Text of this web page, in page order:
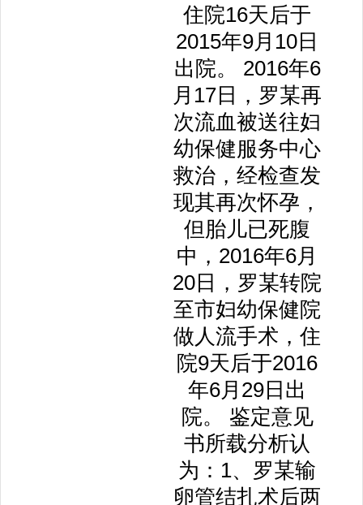
住院16天后于
2015年9月10日
出院。 2016年6
月17日，罗某再
次流血被送往妇
幼保健服务中心
救治，经检查发
现其再次怀孕，
但胎儿已死腹
中，2016年6月
20日，罗某转院
至市妇幼保健院
做人流手术，住
院9天后于2016
年6月29日出
院。 鉴定意见
书所载分析认
为：1、罗某输
卵管结扎术后两